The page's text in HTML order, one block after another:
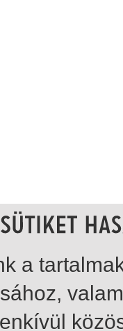
a